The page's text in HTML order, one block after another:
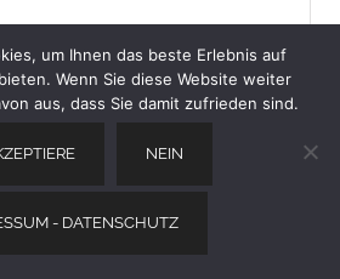
– Reisetipps + Fotos
um Ihnen das beste Erlebnis auf
Wenn Sie diese Website weiter
aus, dass Sie damit zufrieden sind.
NEIN
- DATENSCHUTZ